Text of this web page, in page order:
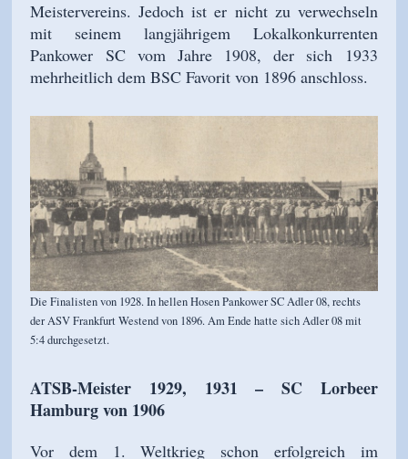
Meistervereins. Jedoch ist er nicht zu verwechseln
mit seinem langjährigem Lokalkonkurrenten
Pankower SC vom Jahre 1908, der sich 1933
mehrheitlich dem BSC Favorit von 1896 anschloss.
Die Finalisten von 1928. In hellen Hosen Pankower SC Adler 08, rechts
der ASV Frankfurt Westend von 1896. Am Ende hatte sich Adler 08 mit
5:4 durchgesetzt.
ATSB-Meister 1929, 1931 – SC Lorbeer
Hamburg von 1906
Vor dem 1. Weltkrieg schon erfolgreich im